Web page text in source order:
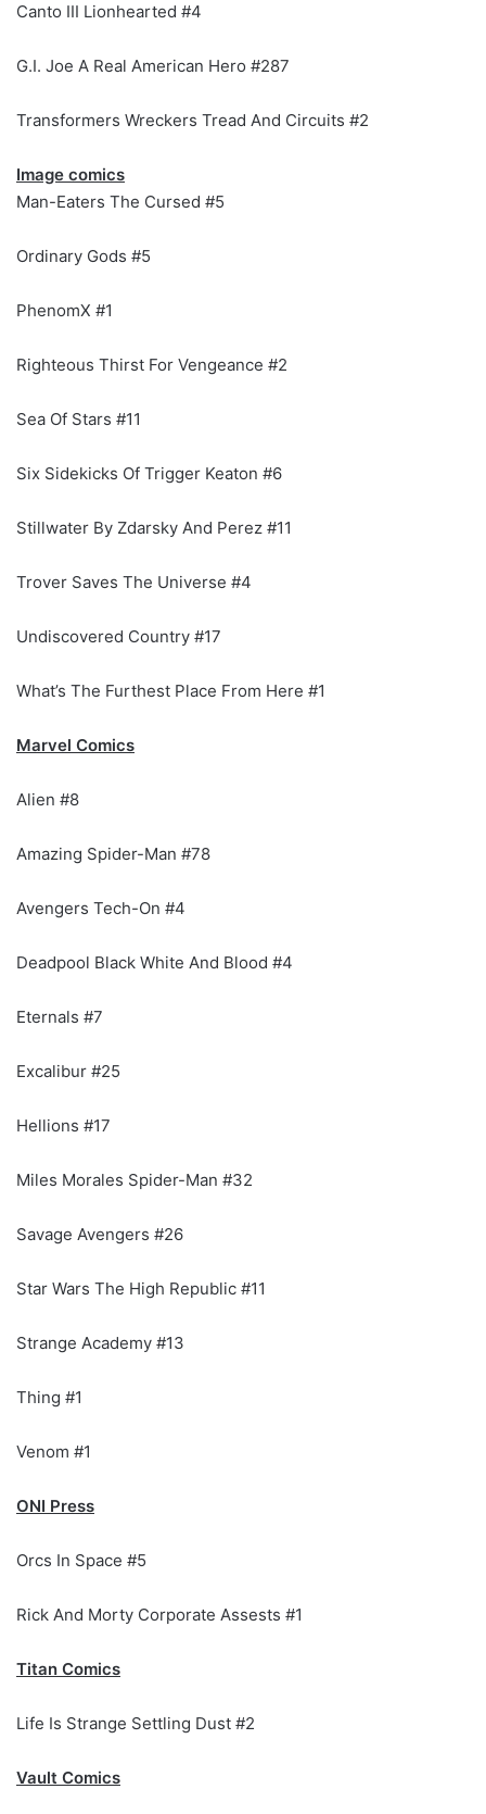
Canto III Lionhearted #4
G.I. Joe A Real American Hero #287
Transformers Wreckers Tread And Circuits #2
Image comics
Man-Eaters The Cursed #5
Ordinary Gods #5
PhenomX #1
Righteous Thirst For Vengeance #2
Sea Of Stars #11
Six Sidekicks Of Trigger Keaton #6
Stillwater By Zdarsky And Perez #11
Trover Saves The Universe #4
Undiscovered Country #17
What’s The Furthest Place From Here #1
Marvel Comics
Alien #8
Amazing Spider-Man #78
Avengers Tech-On #4
Deadpool Black White And Blood #4
Eternals #7
Excalibur #25
Hellions #17
Miles Morales Spider-Man #32
Savage Avengers #26
Star Wars The High Republic #11
Strange Academy #13
Thing #1
Venom #1
ONI Press
Orcs In Space #5
Rick And Morty Corporate Assests #1
Titan Comics
Life Is Strange Settling Dust #2
Vault Comics